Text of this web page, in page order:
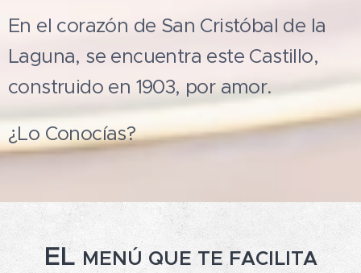
En el corazón de San Cristóbal de la
Laguna, se encuentra este Castillo,
construido en 1903, por amor.
¿Lo Conocías?
EL MENÚ QUE TE FACILITA